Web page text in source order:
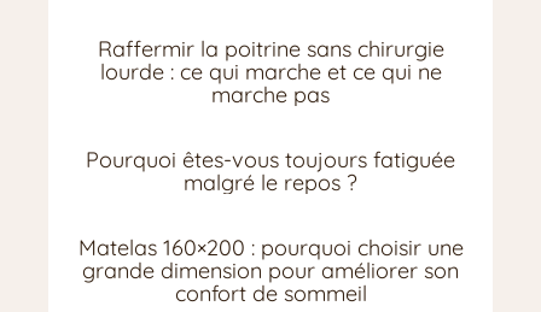
Raffermir la poitrine sans chirurgie
lourde : ce qui marche et ce qui ne
marche pas
Pourquoi êtes-vous toujours fatiguée
malgré le repos ?
Matelas 160×200 : pourquoi choisir une
grande dimension pour améliorer son
confort de sommeil